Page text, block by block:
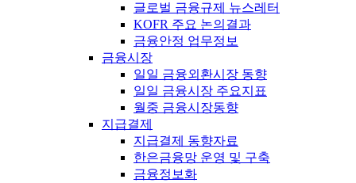
글로벌 금융규제 뉴스레터
KOFR 주요 논의결과
금융안정 업무정보
금융시장
일일 금융외환시장 동향
일일 금융시장 주요지표
월중 금융시장동향
지급결제
지급결제 동향자료
한은금융망 운영 및 구축
금융정보화